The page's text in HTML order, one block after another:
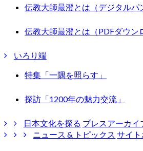
伝教大師最澄とは（デジタルパ
伝教大師最澄とは（PDFダウン
いろり端
特集「一隅を照らす」
探訪「1200年の魅力交流」
日本文化を探る プレスアーカイ
ニュース & トピックス サイ